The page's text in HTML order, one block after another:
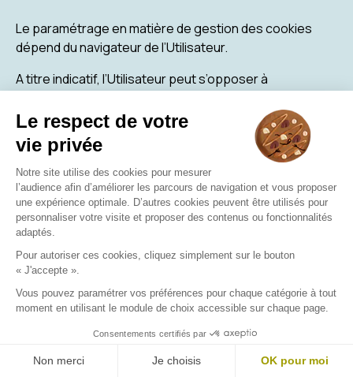
Le paramétrage en matière de gestion des cookies
dépend du navigateur de l’Utilisateur.
A titre indicatif, l’Utilisateur peut s’opposer à
navigateur de la manière suivante :
Pour Internet Explorer :
Aller dans Outils > Options Internet.
Cliquer sur l’onglet confidentialité, et, sous
Paramètres, sélectionner Avancé.
Choisir entre autoriser, bloquer ou être invité à
cookies internes et les cookies tiers.
Pour Firefox :
En haut de la fenêtre de Firefox, cliquer sur le
bouclier, situé à gauche dans la barre
d’adresse.